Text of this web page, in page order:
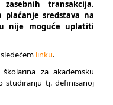
transakcija.
plaćanje sredstava na
nije moguće uplatiti
linku.
za akademsku
studiranju tj. definisanoj